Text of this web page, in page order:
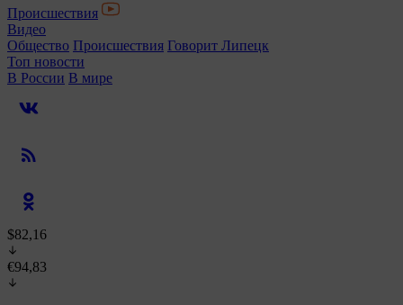
Происшествия
Видео
Общество Происшествия Говорит Липецк
Топ новости
В России В мире
$82,16
€94,83